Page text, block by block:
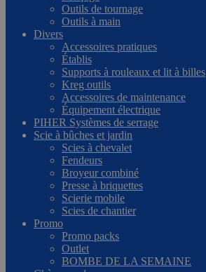
Outils de tournage
Outils à main
Divers
Accessoires pratiques
Établis
Supports à rouleaux et lit à billes
Kreg outils
Accessoires de maintenance
Équipement électrique
PIHER Systèmes de serrage
Scie à bûches et jardin
Scies à chevalet
Fendeurs
Broyeur combiné
Presse à briquettes
Scierie mobile
Scies de chantier
Promo
Promo packs
Outlet
BOMBE DE LA SEMAINE